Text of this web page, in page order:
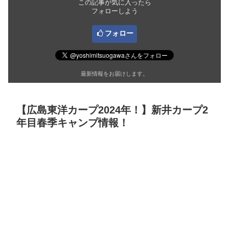
この記事が気に入ったら
フォローしよう
フォロー
最新情報をお届けします。
【広島東洋カープ2024年！】新井カープ2
年目春季キャンプ情報！